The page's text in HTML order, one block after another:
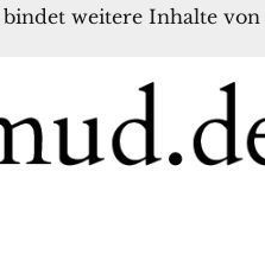
bindet weitere Inhalte